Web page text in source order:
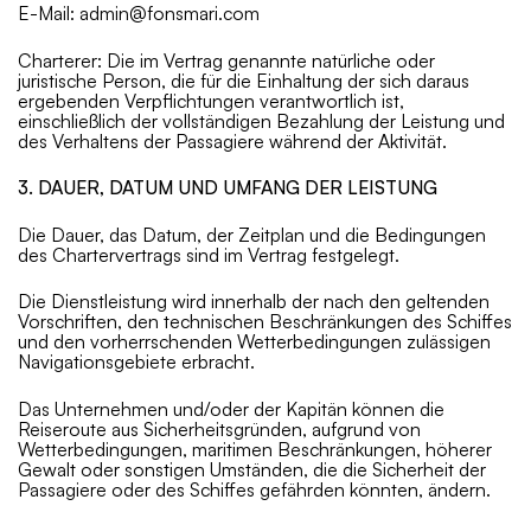
E-Mail: admin@fonsmari.com
Charterer: Die im Vertrag genannte natürliche oder
juristische Person, die für die Einhaltung der sich daraus
ergebenden Verpflichtungen verantwortlich ist,
einschließlich der vollständigen Bezahlung der Leistung und
des Verhaltens der Passagiere während der Aktivität.
3. DAUER, DATUM UND UMFANG DER LEISTUNG
Die Dauer, das Datum, der Zeitplan und die Bedingungen
des Chartervertrags sind im Vertrag festgelegt.
Die Dienstleistung wird innerhalb der nach den geltenden
Vorschriften, den technischen Beschränkungen des Schiffes
und den vorherrschenden Wetterbedingungen zulässigen
Navigationsgebiete erbracht.
Das Unternehmen und/oder der Kapitän können die
Reiseroute aus Sicherheitsgründen, aufgrund von
Wetterbedingungen, maritimen Beschränkungen, höherer
Gewalt oder sonstigen Umständen, die die Sicherheit der
Passagiere oder des Schiffes gefährden könnten, ändern.